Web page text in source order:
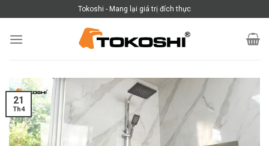
to
content
Tokoshi - Mang lại giá trị đích thực
21
Th4